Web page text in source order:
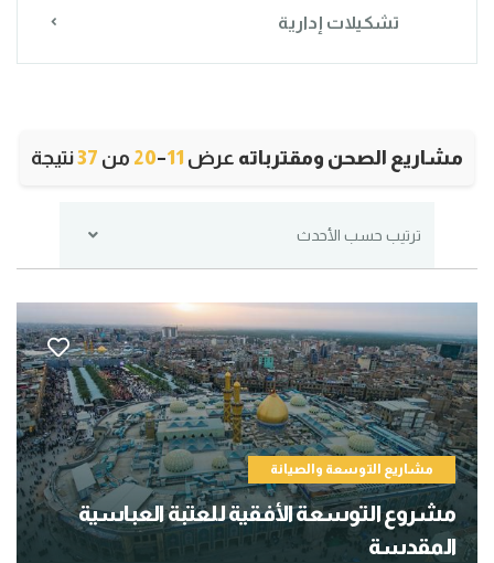
تشكيلات إدارية
مشاريع الصحن ومقترباته عرض 11
–
20 من 37نتيجة
ترتيب حسب الأحدث
مشاريع التوسعة والصيانة
مشروع التوسعة الأفقية للعتبة العباسية
المقدسة